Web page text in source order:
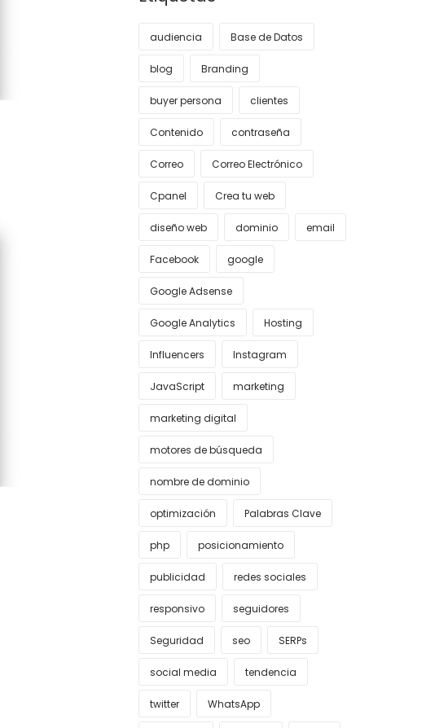
audiencia Base de Datos
blog Branding
buyer persona clientes
Contenido contraseña
Correo Correo Electrónico
Cpanel Crea tu web
diseño web dominio email
Facebook google
Google Adsense
Google Analytics Hosting
Influencers Instagram
JavaScript marketing
marketing digital
motores de búsqueda
nombre de dominio
optimización Palabras Clave
php posicionamiento
publicidad redes sociales
responsivo seguidores
Seguridad seo SERPs
social media tendencia
twitter WhatsApp